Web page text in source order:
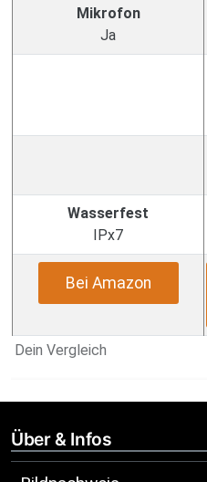
Dein Vergleich
Mikrofon
Ja
Wasserfest
IPx7
Bei Amazon
Über & Infos